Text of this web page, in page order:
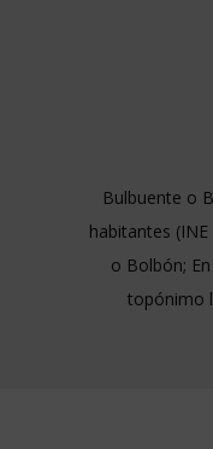
Bulbuente o
habitantes
o Bolbón;
topónimo